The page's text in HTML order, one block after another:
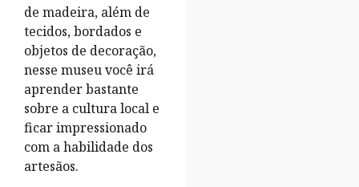
de madeira, além de
tecidos, bordados e
objetos de decoração,
nesse museu você irá
aprender bastante
sobre a cultura local e
ficar impressionado
com a habilidade dos
artesãos.